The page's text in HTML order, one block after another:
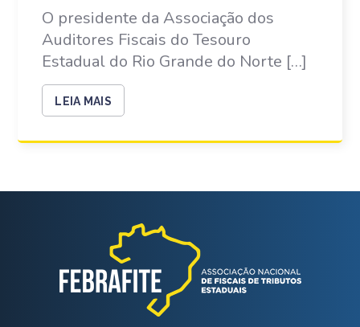
O presidente da Associação dos
Auditores Fiscais do Tesouro
Estadual do Rio Grande do Norte […]
LEIA MAIS